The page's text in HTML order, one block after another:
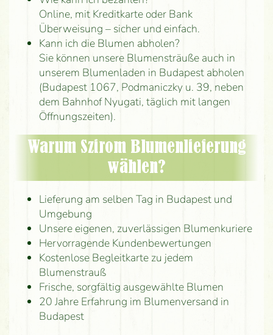
Online, mit Kreditkarte oder Bank
Überweisung – sicher und einfach.
Kann ich die Blumen abholen?
Sie können unsere Blumensträuße auch in
unserem Blumenladen in Budapest abholen
(Budapest 1067, Podmaniczky u. 39, neben
dem Bahnhof Nyugati, täglich mit langen
Öffnungszeiten).
Warum Szirom Blumenlieferung
wählen?
Lieferung am selben Tag in Budapest und
Umgebung
Unsere eigenen, zuverlässigen Blumenkuriere
Hervorragende Kundenbewertungen
Kostenlose Begleitkarte zu jedem
Blumenstrauß
Frische, sorgfältig ausgewählte Blumen
20 Jahre Erfahrung im Blumenversand in
Budapest